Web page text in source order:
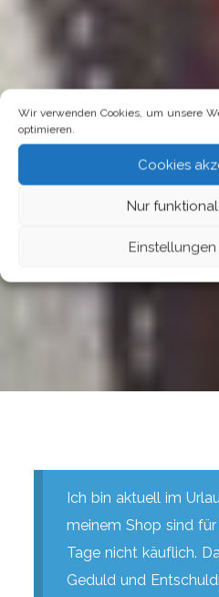
Wir verwenden Cookies, um unsere
optimieren.
Cookies
Nur
Ich bin aktuell im
meinem Shop sind
Tage nicht käuflich.
Geduld und